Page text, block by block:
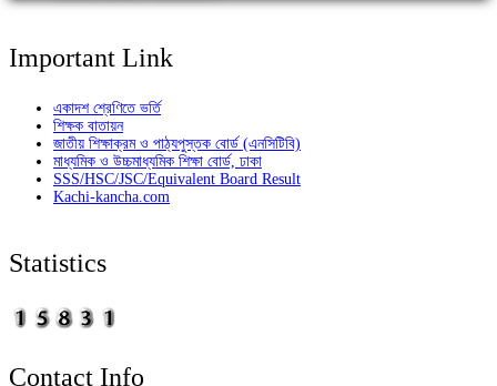
Important Link
একাদশ শ্রেণিতে ভর্তি
শিক্ষক বাতায়ন
জাতীয় শিক্ষাক্রম ও পাঠ্যপুস্তক বোর্ড (এনসিটিবি)
মাধ্যমিক ও উচ্চমাধ্যমিক শিক্ষা বোর্ড, ঢাকা
SSS/HSC/JSC/Equivalent Board Result
Kachi-kancha.com
Statistics
Contact Info